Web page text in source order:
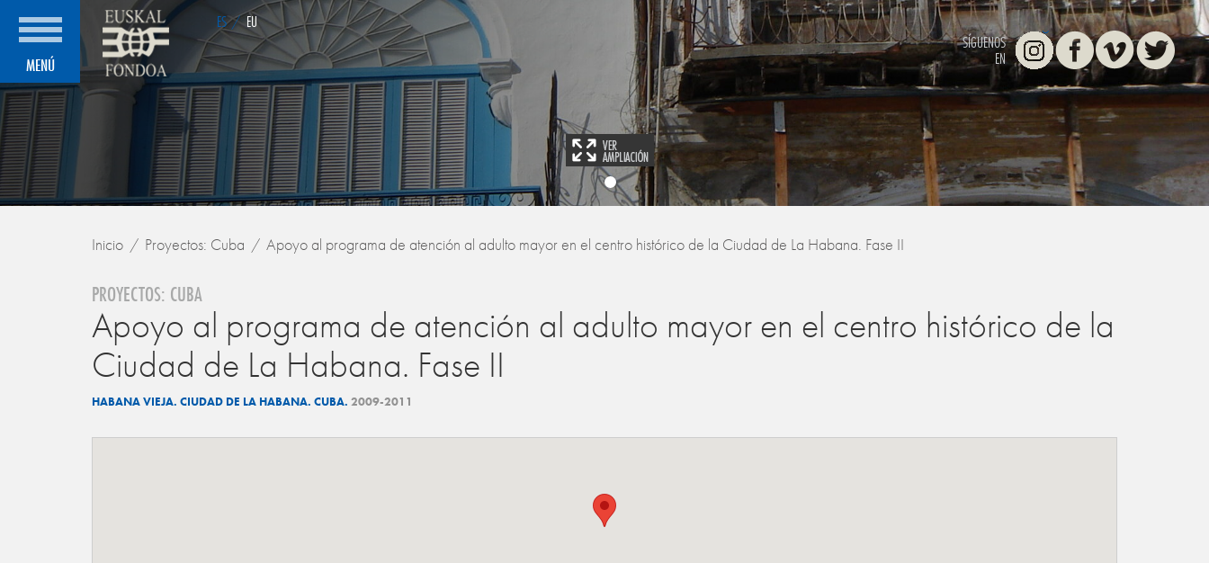
MENÚ
ES / EU
SÍGUENOS
EN
InstagramFacebookVimeoTwitter
Inicio Proyectos: Cuba Apoyo al programa de atención al adulto mayor en el centro histórico de la Ciudad de La Habana. Fase II
PROYECTOS: CUBA
Apoyo al programa de atención al adulto mayor en el centro histórico de la
Ciudad de La Habana. Fase II
HABANA VIEJA. CIUDAD DE LA HABANA. CUBA. 2009-2011